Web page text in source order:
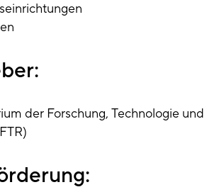
der Forschung, Technologie und